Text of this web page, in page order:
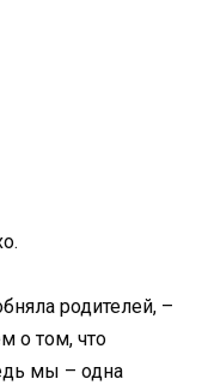
родителей, –
о том, что
мы – одна